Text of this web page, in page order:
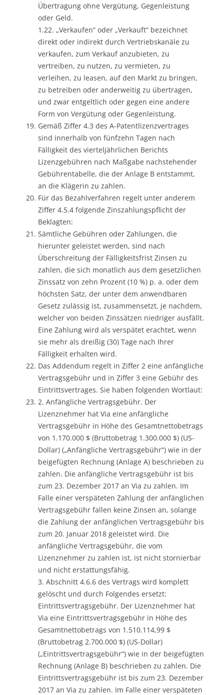
Übertragung ohne Vergütung, Gegenleistung
oder Geld.
1.22. „Verkaufen“ oder „Verkauft“ bezeichnet
direkt oder indirekt durch Vertriebskanäle zu
verkaufen, zum Verkauf anzubieten, zu
vertreiben, zu nutzen, zu vermieten, zu
verleihen, zu leasen, auf den Markt zu bringen,
zu betreiben oder anderweitig zu übertragen,
und zwar entgeltlich oder gegen eine andere
Form von Vergütung oder Gegenleistung.
Gemäß Ziffer 4.3 des A-Patentlizenzvertrages
sind innerhalb von fünfzehn Tagen nach
Fälligkeit des vierteljährlichen Berichts
Lizenzgebühren nach Maßgabe nachstehender
Gebührentabelle, die der Anlage B entstammt,
an die Klägerin zu zahlen.
Für das Bezahlverfahren regelt unter anderem
Ziffer 4.5.4 folgende Zinszahlungspflicht der
Beklagten:
Sämtliche Gebühren oder Zahlungen, die
hierunter geleistet werden, sind nach
Überschreitung der Fälligkeitsfrist Zinsen zu
zahlen, die sich monatlich aus dem gesetzlichen
Zinssatz von zehn Prozent (10 %) p. a. oder dem
höchsten Satz, der unter dem anwendbaren
Gesetz zulässig ist, zusammensetzt, je nachdem,
welcher von beiden Zinssätzen niedriger ausfällt.
Eine Zahlung wird als verspätet erachtet, wenn
sie mehr als dreißig (30) Tage nach Ihrer
Fälligkeit erhalten wird.
Das Addendum regelt in Ziffer 2 eine anfängliche
Vertragsgebühr und in Ziffer 3 eine Gebühr des
Eintrittsvertrages. Sie haben folgenden Wortlaut:
2. Anfängliche Vertragsgebühr. Der
Lizenznehmer hat Via eine anfängliche
Vertragsgebühr in Höhe des Gesamtnettobetrags
von 1.170.000 $ (Bruttobetrag 1.300.000 $) (US-
Dollar) („Anfängliche Vertragsgebühr“) wie in der
beigefügten Rechnung (Anlage A) beschrieben zu
zahlen. Die anfängliche Vertragsgebühr ist bis
zum 23. Dezember 2017 an Via zu zahlen. Im
Falle einer verspäteten Zahlung der anfänglichen
Vertragsgebühr fallen keine Zinsen an, solange
die Zahlung der anfänglichen Vertragsgebühr bis
zum 20. Januar 2018 geleistet wird. Die
anfängliche Vertragsgebühr, die vom
Lizenznehmer zu zahlen ist, ist nicht stornierbar
und nicht erstattungsfähig.
3. Abschnitt 4.6.6 des Vertrags wird komplett
gelöscht und durch Folgendes ersetzt:
Eintrittsvertragsgebühr. Der Lizenznehmer hat
Via eine Eintrittsvertragsgebühr in Höhe des
Gesamtnettobetrags von 1.510.114,99 $
(Bruttobetrag 2.700.000 $) (US-Dollar)
(„Eintrittsvertragsgebühr“) wie in der beigefügten
Rechnung (Anlage B) beschrieben zu zahlen. Die
Eintrittsvertragsgebühr ist bis zum 23. Dezember
2017 an Via zu zahlen. Im Falle einer verspäteten